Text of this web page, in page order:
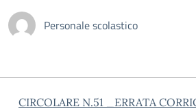
Personale scolastico
CIRCOLARE N.51 _ERRATA